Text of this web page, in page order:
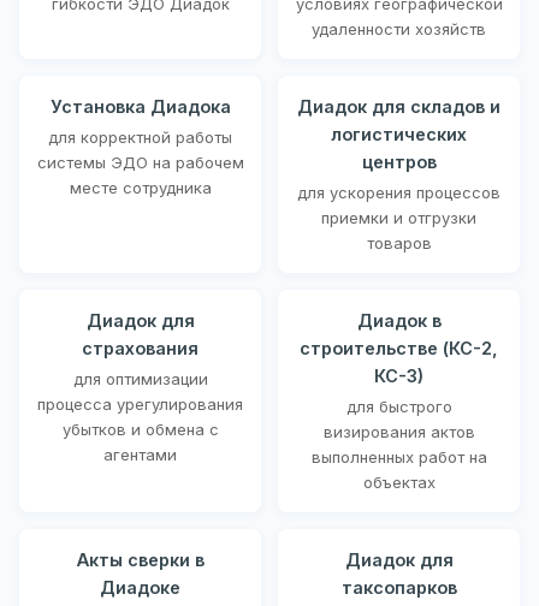
удаленности хозяйств
Установка Диадока
для корректной работы
системы ЭДО на рабочем
месте сотрудника
Диадок для складов и
логистических
центров
для ускорения процессов
приемки и отгрузки
товаров
Диадок для
страхования
для оптимизации
процесса урегулирования
убытков и обмена с
агентами
Диадок в
строительстве (КС-2,
КС-3)
для быстрого
визирования актов
выполненных работ на
объектах
Акты сверки в
Диадоке
Диадок для
таксопарков